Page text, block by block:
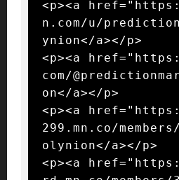
<p><a
n.com/u/
ynion</a></p>
<p><a
com/
on</a></p>
<p><a
299.mn.co/
olynion</a></p>
<p><a